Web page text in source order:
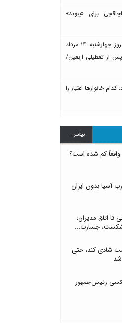
برای «پیوند»
قیمت طلا، سکه و دلار امروز چهارشنبه ۱۴ مرداد
پس از تعطیلی اربعین/
کدام خانوارها اعتبار را
بيشتر ...
واقعاً کم شده است؟
آسیا بدون ایران
تا اتاق مدیران؛
جسارت...
شادی کند، حتی
رئیس‌جمهور